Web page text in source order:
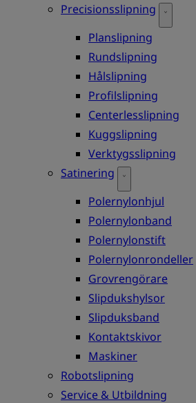
Precisionsslipning
Planslipning
Rundslipning
Hålslipning
Profilslipning
Centerlesslipning
Kuggslipning
Verktygsslipning
Satinering
Polernylonhjul
Polernylonband
Polernylonstift
Polernylonrondeller
Grovrengörare
Slipdukshylsor
Slipduksband
Kontaktskivor
Maskiner
Robotslipning
Service & Utbildning